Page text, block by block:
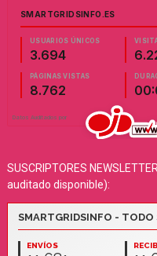
SUSCRIPTORES
auditado disponible):